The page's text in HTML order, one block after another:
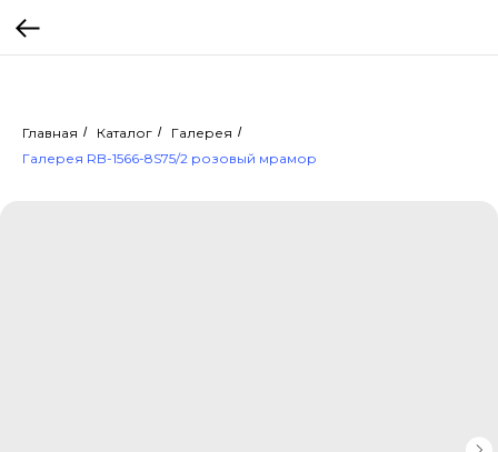
Главная / Каталог / Галерея /
Галерея RB-1566-8S75/2 розовый мрамор